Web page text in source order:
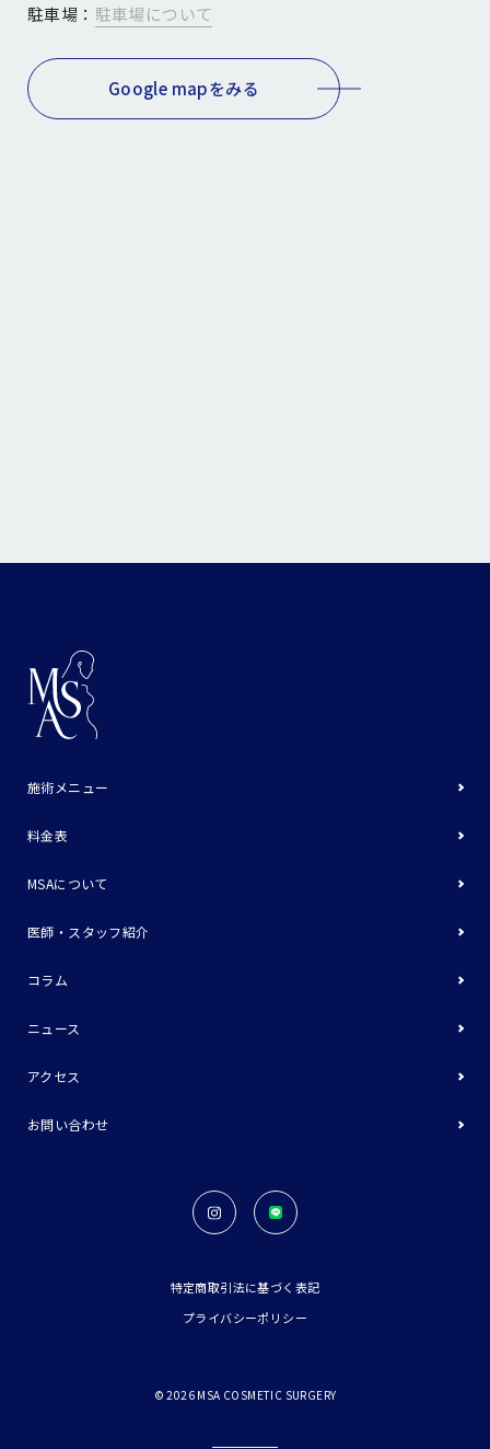
駐車場： 駐車場について
Google mapをみる
施術メニュー
料金表
MSAについて
医師・スタッフ紹介
コラム
ニュース
アクセス
お問い合わせ
特定商取引法に基づく表記
プライバシーポリシー
©2026 MSA COSMETIC SURGERY